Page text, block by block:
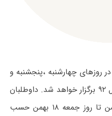
آزمون کارشناسی ارشد سال ۹۳ در روزهای چهارشنبه ،پنجشنبه و
جمعه ۱۶، ۱۷ و ۱۸ بهمن ماه سال ۹۲ برگزار خواهد شد. داوطلبان
لازم است از روز دوشنبه ۱۴ بهمن تا روز جمعه ۱۸ بهمن حسب